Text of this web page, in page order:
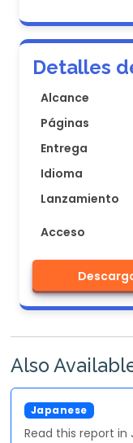
Detalles
Alcance
Páginas
Entrega
Idioma
Lanzamiento
Acceso
Also
Japanese
Read this report in